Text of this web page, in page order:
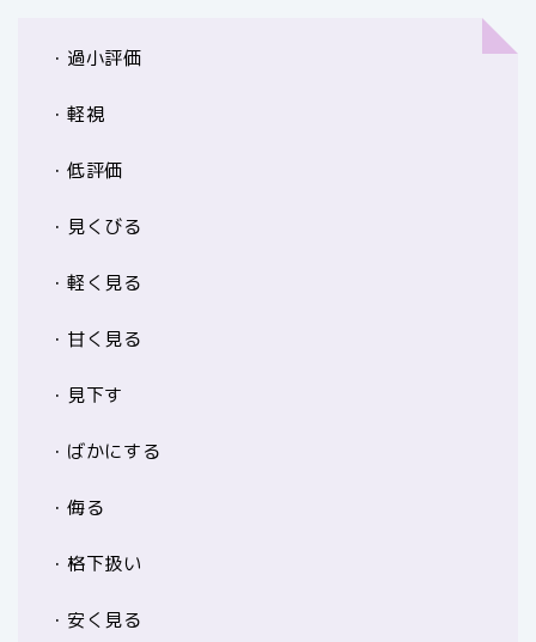
・過小評価
・軽視
・低評価
・見くびる
・軽く見る
・甘く見る
・見下す
・ばかにする
・侮る
・格下扱い
・安く見る